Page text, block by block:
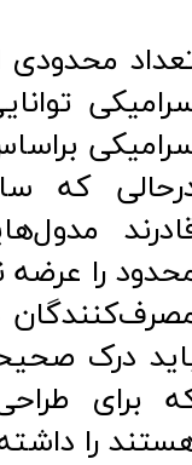
محدودی
که
را عرضه
درک
برای
را